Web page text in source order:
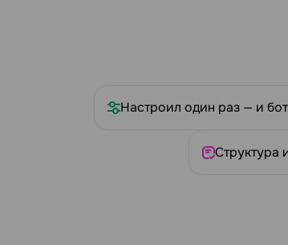
Настроил один раз — и
Структура